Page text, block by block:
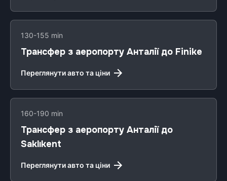
130-155 min
Трансфер з аеропорту Анталії до Finike
Переглянути авто та ціни
160-190 min
Трансфер з аеропорту Анталії до
Saklıkent
Переглянути авто та ціни